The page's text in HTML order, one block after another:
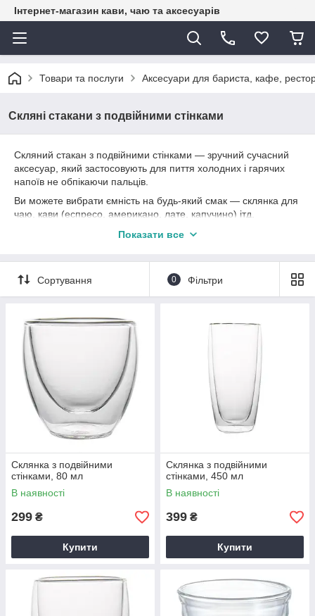
Інтернет-магазин кави, чаю та аксесуарів
Товари та послуги Аксесуари для бариста, кафе,
Скляні стакани з подвійними стінками
Скляний стакан з подвійними стінками — зручний сучасний
аксесуар, який застосовують для пиття холодних і гарячих
напоїв не обпікаючи пальців.
Ви можете вибрати ємність на будь-який смак — склянка для
чаю, кави (еспресо, американо, лате, капучино) ітд.
Особливості та переваги скляного стакана з подвійними
- виглядають красиво, вишукано, стильно та елегантно.
Прозорість скла дає можливість милуватися красою налитого
боросилікатного скла, яке виділяється дуже високою
зносостійкістю і міцністю
- зовнішня стінка склянки не нагрівається, тому що між
стінками є прошарок повітря. Напій нагріває або охолоджує
внутрішню стінку, а повітря протидіє нагріванню або
охолодженню зовнішньої. Тим самим температура навіть
сильно холодних або гарячих напоїв буде непомітною для
пальців рук
- характеризуються хорошими термостійкими якостями,
протягом тривалого часу утримує температуру налитого в
нього напою
Показати все
Сортування 0 Фільтри
Склянка з подвійними
стінками, 80 мл
В наявності
299 ₴
Купити
Склянка з подвійними
стінками, 450 мл
В наявності
399 ₴
Купити